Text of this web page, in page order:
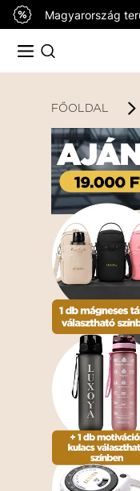
Magyarország
FŐOLDAL